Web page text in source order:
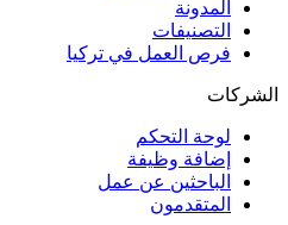
المدونة
التصنيفات
فرص العمل في تركيا
الشركات
لوحة التحكم
إضافة وظيفة
الباحثين عن عمل
المتقدمون